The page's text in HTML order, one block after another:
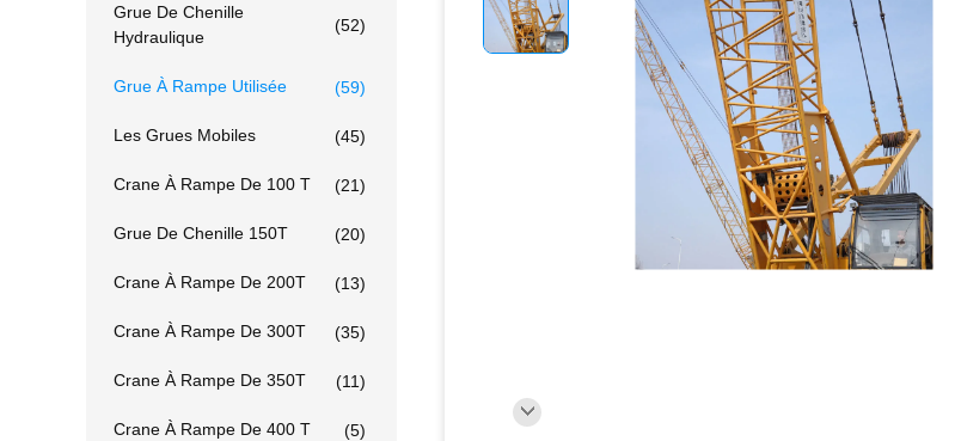
Grue De Chenille
Hydraulique
(52)
Grue À Rampe Utilisée (59)
Les Grues Mobiles (45)
Crane À Rampe De 100 T (21)
Grue De Chenille 150T (20)
Crane À Rampe De 200T (13)
Crane À Rampe De 300T (35)
Crane À Rampe De 350T (11)
Crane À Rampe De 400 T (5)